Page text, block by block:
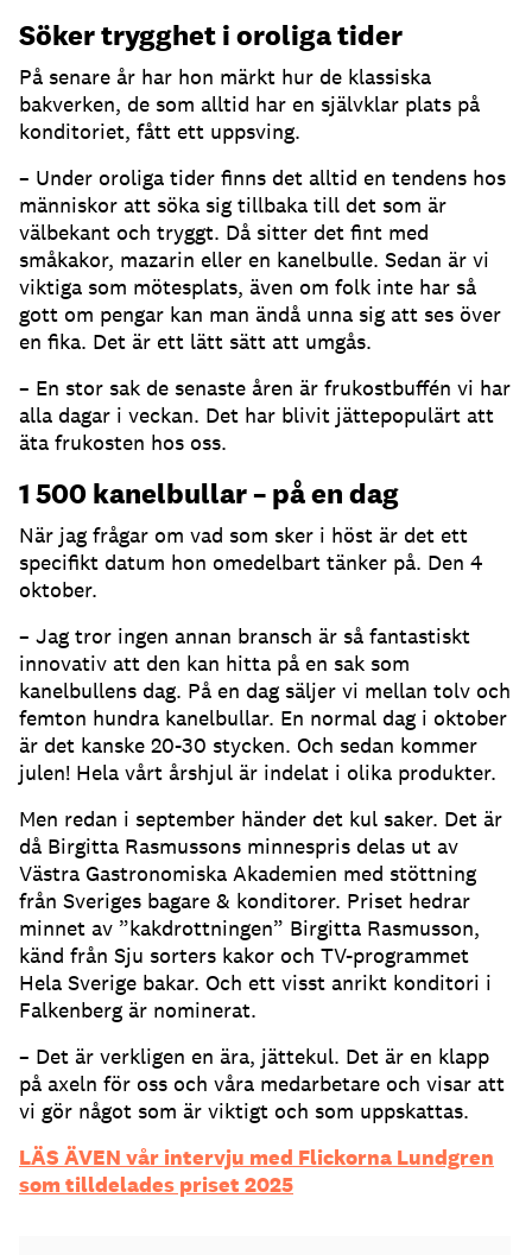
Söker trygghet i oroliga tider
På senare år har hon märkt hur de klassiska
bakverken, de som alltid har en självklar plats på
konditoriet, fått ett uppsving.
– Under oroliga tider finns det alltid en tendens hos
människor att söka sig tillbaka till det som är
välbekant och tryggt. Då sitter det fint med
småkakor, mazarin eller en kanelbulle. Sedan är vi
viktiga som mötesplats, även om folk inte har så
gott om pengar kan man ändå unna sig att ses över
en fika. Det är ett lätt sätt att umgås.
– En stor sak de senaste åren är frukostbuffén vi har
alla dagar i veckan. Det har blivit jättepopulärt att
äta frukosten hos oss.
1 500 kanelbullar – på en dag
När jag frågar om vad som sker i höst är det ett
specifikt datum hon omedelbart tänker på. Den 4
oktober.
– Jag tror ingen annan bransch är så fantastiskt
innovativ att den kan hitta på en sak som
kanelbullens dag. På en dag säljer vi mellan tolv och
femton hundra kanelbullar. En normal dag i oktober
är det kanske 20-30 stycken. Och sedan kommer
julen! Hela vårt årshjul är indelat i olika produkter.
Men redan i september händer det kul saker. Det är
då Birgitta Rasmussons minnespris delas ut av
Västra Gastronomiska Akademien med stöttning
från Sveriges bagare & konditorer. Priset hedrar
minnet av ”kakdrottningen” Birgitta Rasmusson,
känd från Sju sorters kakor och TV-programmet
Hela Sverige bakar. Och ett visst anrikt konditori i
Falkenberg är nominerat.
– Det är verkligen en ära, jättekul. Det är en klapp
på axeln för oss och våra medarbetare och visar att
vi gör något som är viktigt och som uppskattas.
LÄS ÄVEN vår intervju med Flickorna Lundgren
som tilldelades priset 2025